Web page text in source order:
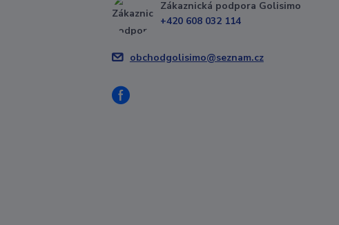
Zákaznická podpora Golisimo
+420 608 032 114
obchodgolisimo@seznam.cz